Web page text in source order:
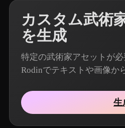
カスタム武術
を生成
特定の武術家アセットが
Rodinでテキストや画像か
生